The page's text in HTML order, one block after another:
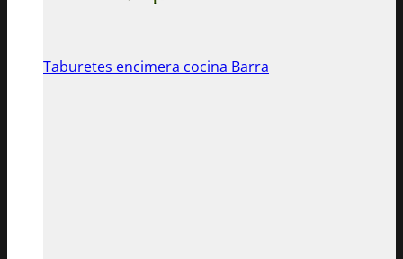
Taburetes encimera cocina Barra